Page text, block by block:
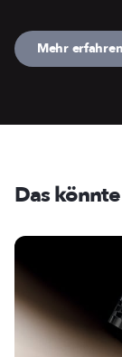
Mehr erfahren
Das